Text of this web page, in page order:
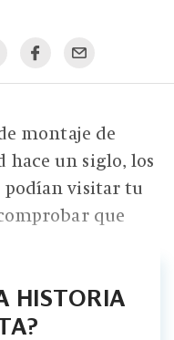
montaje de
hace un siglo, los
podían visitar tu
que
HISTORIA